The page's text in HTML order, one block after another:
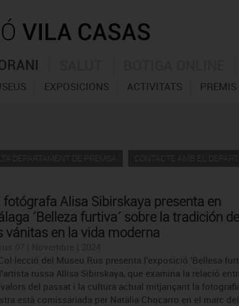
EXPOSICIONS ACTIVITATS PREMIS
DEPARTAMENT DE PREMSA CONTACTE AMB EL
fotógrafa Alisa Sibirskaya presenta en
´Belleza furtiva´ sobre la tradición de
vánitas en la vida moderna
del Museu Rus presenta l'exposició 'Bellesa
russa Allisa Sibirskaya, que examina la relació
del passat i la cultura actual mitjançant la
està comissariada per Natàlia Chocarro en el marc del